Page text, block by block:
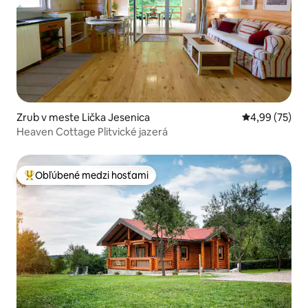
Zrub v meste Lička Jesenica Priemerné
4,99 (75)
Heaven Cottage Plitvické jazerá
Najobľúbenejšie medzi hosťami
Obľúbené medzi hosťami